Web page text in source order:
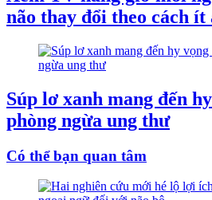
não thay đổi theo cách
Súp lơ xanh mang đến
phòng ngừa ung thư
Có thể bạn quan tâm